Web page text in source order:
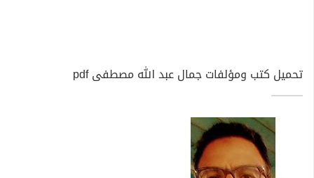
تحميل كتب ومؤلفات جمال عبد الله مصطفى pdf